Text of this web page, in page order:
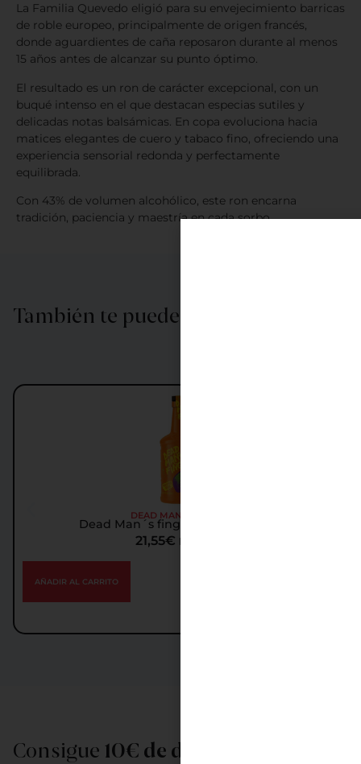
La Familia Quevedo eligió para su envejecimiento barricas
de roble europeo, principalmente de origen francés,
donde aguardientes de caña reposaron durante al menos
15 años antes de alcanzar su punto óptimo.
El resultado es un ron de carácter excepcional, con un
buqué intenso en el que destacan especias sutiles y
delicadas notas balsámicas. En copa evoluciona hacia
matices elegantes de cuero y tabaco fino, ofreciendo una
experiencia sensorial redonda y perfectamente
equilibrada.
Con 43% de volumen alcohólico, este ron encarna
tradición, paciencia y maestría en cada sorbo
También te puede interesar…
DEAD MAN´S FINGER
Dead Man´s finger Pineapple Ron
21,55€ IGIC incl.
AÑADIR AL CARRITO
Consigue 10€ de descuento